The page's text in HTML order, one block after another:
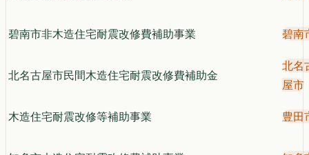
碧南市非木造住宅耐震改修費補助事業 碧南
北名古屋市民間木造住宅耐震改修費補助金
北名
屋市
木造住宅耐震改修等補助事業 豊田